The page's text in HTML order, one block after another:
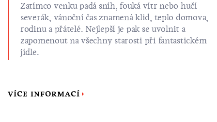
Zatímco venku padá sníh, fouká vítr nebo hučí
severák, vánoční čas znamená klid, teplo domova,
rodinu a přátelé. Nejlepší je pak se uvolnit a
zapomenout na všechny starosti při fantastickém
jídle.
VÍCE INFORMACÍ